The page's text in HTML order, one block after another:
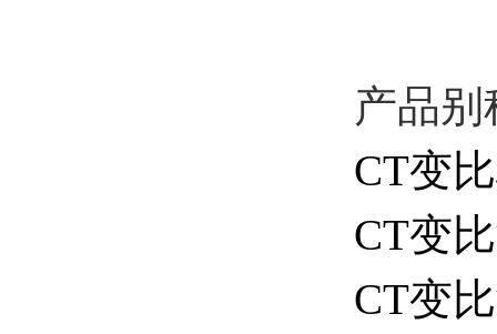
产品别
CT变
CT变
CT变